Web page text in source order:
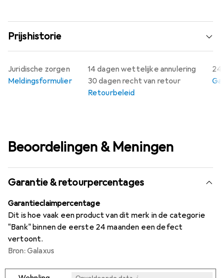
Prijshistorie
14 dagen wettelijke annulering
30 dagen recht van retour
Retourbeleid
Juridische zorgen
Meldingsformulier
Beoordelingen & Meningen
Garantie & retourpercentages
Garantieclaimpercentage
Dit is hoe vaak een product van dit merk in de categorie
"Bank" binnen de eerste 24 maanden een defect
vertoont.
Bron: Galaxus